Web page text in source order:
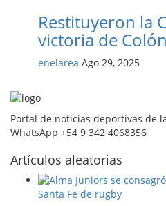
Restituyeron la
victoria de
enelarea Ago 29, 2025
Portal de noticias deportivas de
WhatsApp +54 9 342 4068356
Artículos aleatorias